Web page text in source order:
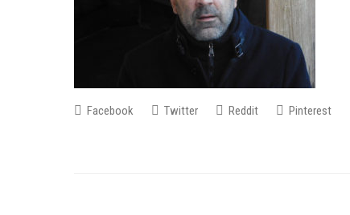
Facebook Twitter Reddit Pinterest